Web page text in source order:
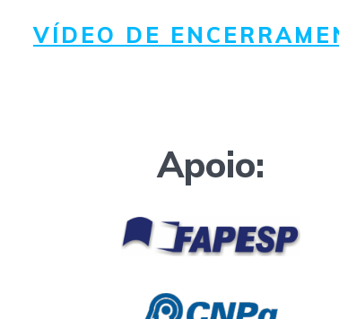
VÍDEO DE
Apoio: